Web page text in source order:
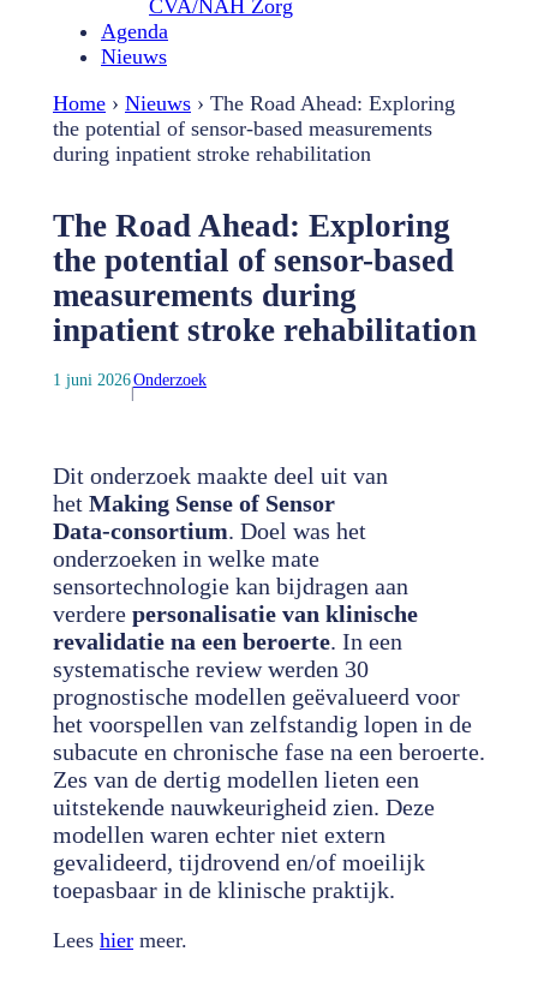
CVA/NAH Zorg
Agenda
Nieuws
Home › Nieuws › The Road Ahead: Exploring
the potential of sensor-based measurements
during inpatient stroke rehabilitation
The Road Ahead: Exploring
the potential of sensor-based
measurements during
inpatient stroke rehabilitation
1 juni 2026Onderzoek
Dit onderzoek maakte deel uit van
het Making Sense of Sensor
Data‑consortium. Doel was het
onderzoeken in welke mate
sensortechnologie kan bijdragen aan
verdere personalisatie van klinische
revalidatie na een beroerte. In een
systematische review werden 30
prognostische modellen geëvalueerd voor
het voorspellen van zelfstandig lopen in de
subacute en chronische fase na een beroerte.
Zes van de dertig modellen lieten een
uitstekende nauwkeurigheid zien. Deze
modellen waren echter niet extern
gevalideerd, tijdrovend en/of moeilijk
toepasbaar in de klinische praktijk.
Lees hier meer.